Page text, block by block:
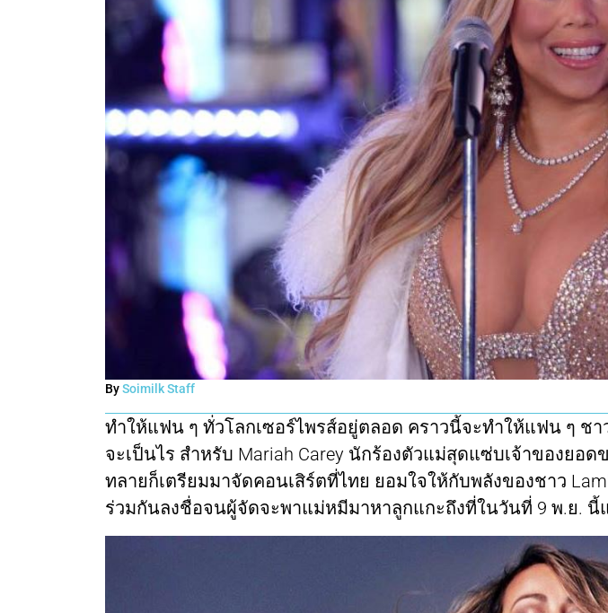
BySoimilk Staff
ทำให้แฟน ๆ ทั่วโลกเซอร์ไพรส์อยู่ตลอด คราวนี้จะทำให้แฟน ๆ ชา
จะเป็นไร สำหรับ Mariah Carey นักร้องตัวแม่สุดแซ่บเจ้าของยอด
ทลายก็เตรียมมาจัดคอนเสิร์ตที่ไทย ยอมใจให้กับพลังของชาว
ร่วมกันลงชื่อจนผู้จัดจะพาแม่หมีมาหาลูกแกะถึงที่ในวันที่ 9 พ.ย. นี้